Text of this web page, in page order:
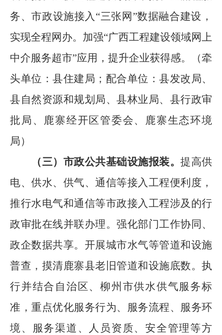
务、市政设施接入 “三张网 ”数据融合建设，
实现全程网办。 加强“广西工程建设领域网上
中介服务超市”应用，提升企业获得感。 （牵
头单位：县住建局 ； 配合单位：县发改局、
县 自然资源和规划局、 县林业局、 县行政审
批局、鹿寨经开区管委会、鹿寨生态环境
局）
（三）市政公共基础设施报装。 提高供
电、供水、供气、通信等接入工程便利度，
推行水电气和通信等市政接入工程涉及的行
政审批在线并联办理。强化部门工作协同、
政企数据共享。 开展城市水气等管道和设施
普查，摸清鹿寨县老旧管道和设施底数。 执
行并结合 自治区 、柳州市供水供气服务标
准， 重点优化服务行为、服务流程、服务环
境、服务渠道、人员资质、安全管理等方